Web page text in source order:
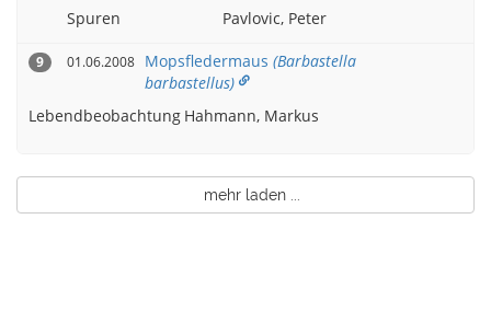
Spuren
Pavlovic, Peter
9 01.06.2008 Mopsfledermaus(Barbastella
barbastellus)
Lebendbeobachtung Hahmann, Markus
mehr laden ...